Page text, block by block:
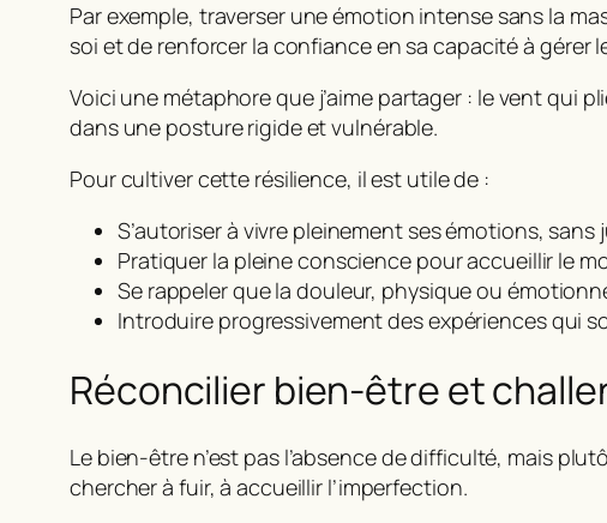
Par exemple, traverser une émotion intense sans la
soi et de renforcer la confiance en sa capacité à gérer
Voici une métaphore que j’aime partager : le vent qui
dans une posture rigide et vulnérable.
Pour cultiver cette résilience, il est utile de :
S’autoriser à vivre pleinement ses émotions, sans
Pratiquer la pleine conscience pour accueillir le
Se rappeler que la douleur, physique ou
Introduire progressivement des expériences qui
Réconcilier bien-être et
Le bien-être n’est pas l’absence de difficulté, mais
chercher à fuir, à accueillir l’imperfection.